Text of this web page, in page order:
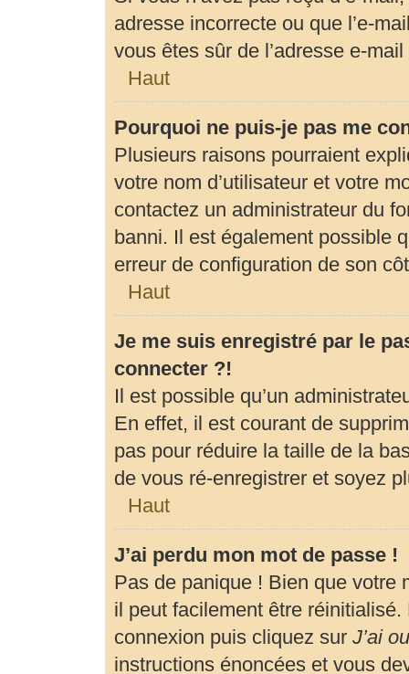
adresse incorrecte ou que l’e-
vous êtes sûr de l’adresse e-
Haut
Pourquoi ne puis-je pas me
Plusieurs raisons pourraient
votre nom d’utilisateur et votre
contactez un administrateur du
banni. Il est également possible
erreur de configuration de son
Haut
Je me suis enregistré par le
connecter ?!
Il est possible qu’un
En effet, il est courant de
pas pour réduire la taille de la
de vous ré-enregistrer et soyez
Haut
J’ai perdu mon mot de passe !
Pas de panique ! Bien que votre
il peut facilement être
connexion puis cliquez sur J’ai
instructions énoncées et vous